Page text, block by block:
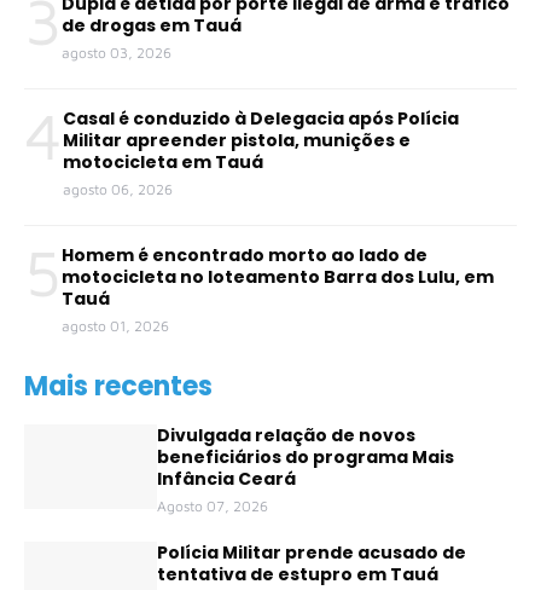
3 de drogas em Tauá
agosto 03, 2026
4 Casal é conduzido à Delegacia após Polícia
Militar apreender pistola, munições e
motocicleta em Tauá
agosto 06, 2026
5 Homem é encontrado morto ao lado de
motocicleta no loteamento Barra dos Lulu, em
Tauá
agosto 01, 2026
Mais recentes
Divulgada relação de novos
beneficiários do programa Mais
Infância Ceará
Agosto 07, 2026
Polícia Militar prende acusado de
tentativa de estupro em Tauá